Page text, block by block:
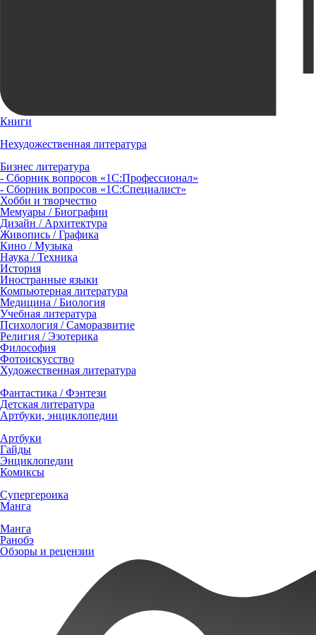
Книги
Нехудожественная литература
Бизнес литература
- Сборник вопросов «1С:Профессионал»
- Сборник вопросов «1С:Специалист»
Хобби и творчество
Мемуары / Биографии
Дизайн / Архитектура
Живопись / Графика
Кино / Музыка
Наука / Техника
История
Иностранные языки
Компьютерная литература
Медицина / Биология
Учебная литература
Психология / Саморазвитие
Религия / Эзотерика
Философия
Фотоискусство
Художественная литература
Фантастика / Фэнтези
Детская литература
Артбуки, энциклопедии
Артбуки
Гайды
Энциклопедии
Комиксы
Супергероика
Манга
Манга
Ранобэ
Обзоры и рецензии